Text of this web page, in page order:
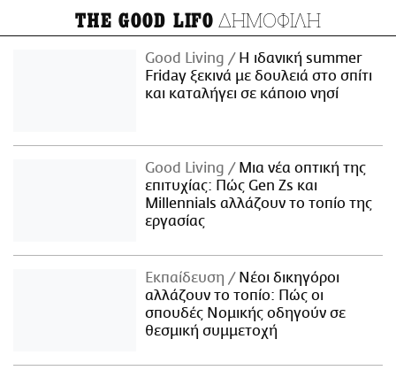
THE GOOD LIFO ΔΗΜΟΦΙΛΗ
Good Living
Η ιδανική summer
Friday ξεκινά με δουλειά στο σπίτι
και καταλήγει σε κάποιο νησί
Good Living
Μια νέα οπτική της
επιτυχίας: Πώς Gen Zs και
Millennials αλλάζουν το τοπίο της
εργασίας
Εκπαίδευση
Νέοι δικηγόροι
αλλάζουν το τοπίο: Πώς οι
σπουδές Νομικής οδηγούν σε
θεσμική συμμετοχή